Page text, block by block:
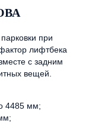
при
лифтбека
с задним
вещей.
4485 мм;